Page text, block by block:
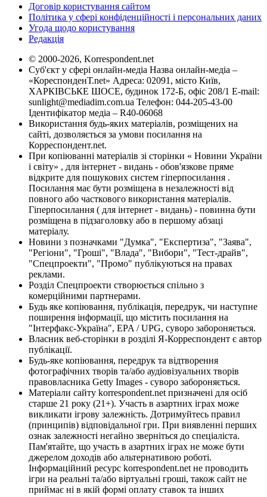
Договір користування сайтом
Політика у сфері конфіденційності і персональних даних
Угода щодо користування
Редакція
© 2000-2026, Korrespondent.net
Суб'єкт у сфері онлайн-медіа Назва онлайн-медіа –
«КореспонденТ.net» Адреса: 02091, місто Київ,
ХАРКІВСЬКЕ ШОСЕ, будинок 172-Б, офіс 208/1 E-mail:
sunlight@mediadim.com.ua Телефон: 044-205-43-00
Ідентифікатор медіа – R40-06068
Використання будь-яких матеріалів, розміщених на
сайті, дозволяється за умови посилання на
Корреспондент.net.
При копіюванні матеріалів зі сторінки « Новини України
і світу» , для інтернет - видань - обов'язкове пряме
відкрите для пошукових систем гіперпосилання .
Посилання має бути розміщена в незалежності від
повного або часткового використання матеріалів.
Гіперпосилання ( для інтернет - видань) - повинна бути
розміщена в підзаголовку або в першому абзаці
матеріалу.
Новини з позначками "Думка", "Експертиза", "Заява",
"Регіони", "Гроші", "Влада", "Вибори", "Тест-драйв",
"Спецпроекти", "Промо" публікуються на правах
реклами.
Розділ Спецпроекти створюється спільно з
комерційними партнерами.
Будь яке копіювання, публікація, передрук, чи наступне
поширення інформації, що містить посилання на
"Інтерфакс-Україна", EPA / UPG, суворо забороняється.
Власник веб-сторінки в розділі Я-Корреспондент є автор
публікації.
Будь-яке копіювання, передрук та відтворення
фотографічних творів та/або аудіовізуальних творів
правовласника Getty Images - суворо забороняється.
Матеріали сайту korrespondent.net призначені для осіб
старше 21 року (21+). Участь в азартних іграх може
викликати ігрову залежність. Дотримуйтесь правил
(принципів) відповідальної гри. При виявленні перших
ознак залежності негайно зверніться до спеціаліста.
Пам'ятайте, що участь в азартних іграх не може бути
джерелом доходів або альтернативою роботі.
Інформаційний ресурс korrespondent.net не проводить
ігри на реальні та/або віртуальні гроші, також сайт не
приймає ні в якій формі оплату ставок та інших